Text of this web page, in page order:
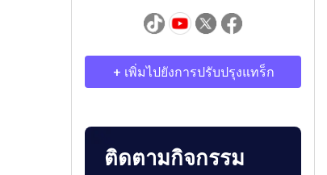
+ เพิ่มไปยังการปรับปรุงแทร็ก
ติดตามกิจกรรม